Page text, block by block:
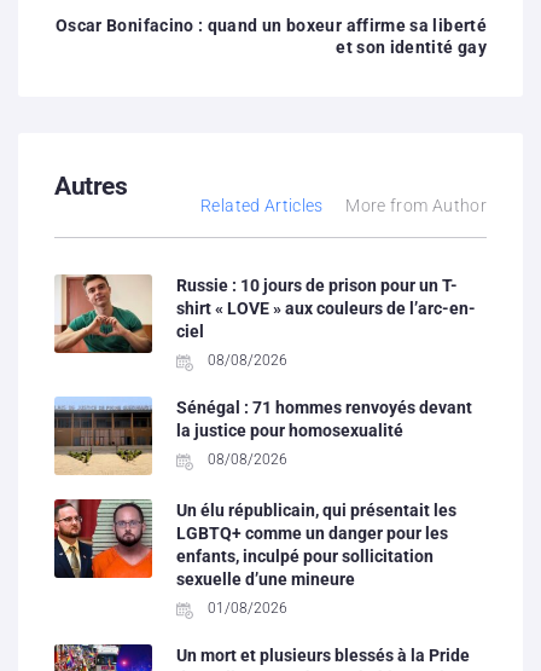
Oscar Bonifacino : quand un boxeur affirme sa liberté
et son identité gay
Autres
Related Articles More from Author
Russie : 10 jours de prison pour un T-
shirt « LOVE » aux couleurs de l’arc-en-
ciel
08/08/2026
Sénégal : 71 hommes renvoyés devant
la justice pour homosexualité
08/08/2026
Un élu républicain, qui présentait les
LGBTQ+ comme un danger pour les
enfants, inculpé pour sollicitation
sexuelle d’une mineure
01/08/2026
Un mort et plusieurs blessés à la Pride